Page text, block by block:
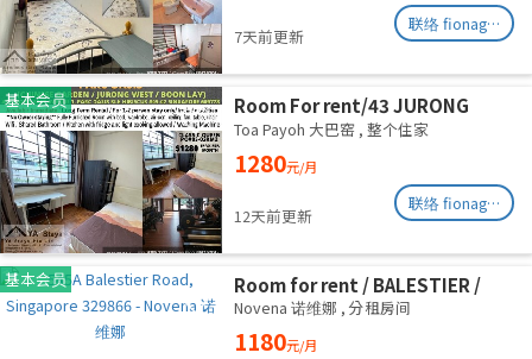
7天前更新
联络 fionag@transinex.com.sg
基本会员
Room For rent/43 JURONG
EAST AVENUE 1, PARC OASIS
BLK HIBISCUS 60977
Road/commen /for 1pax/
Available Immediate
Toa Payoh 大巴窑 , 整个住家
1280元/月
12天前更新
联络 fionag@transinex.com.sg
基本会员
Room for rent / BALESTIER /
NOVENA / Common room / 1pax
stay / Available immediate
Novena 诺维娜 , 分租房间
1180元/月